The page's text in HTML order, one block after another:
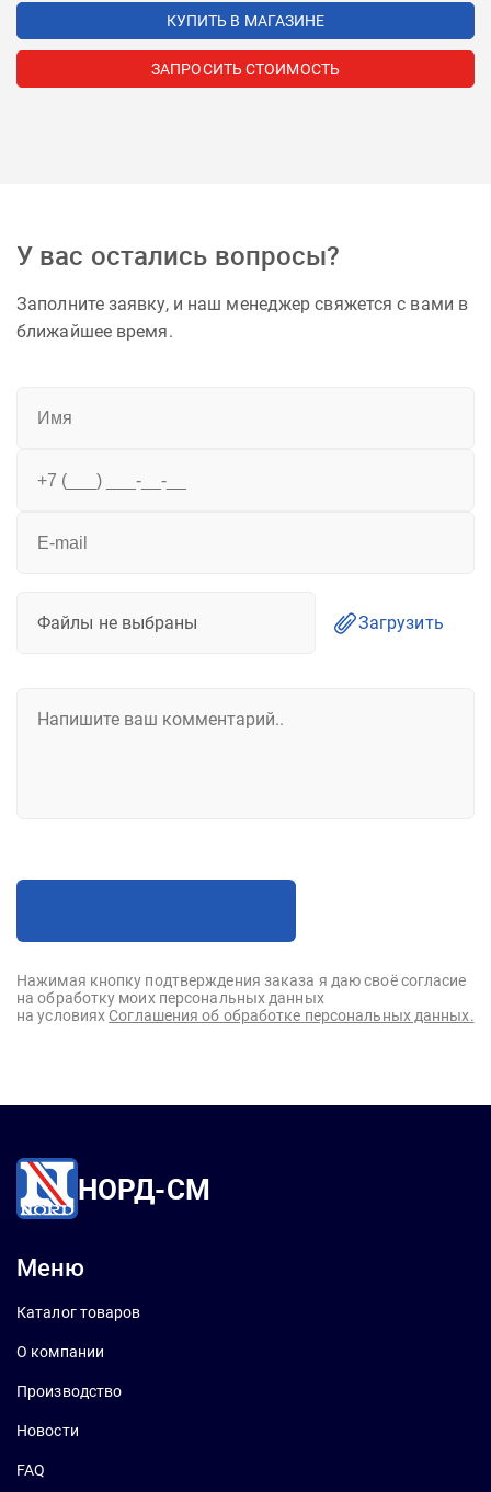
КУПИТЬ В МАГАЗИНЕ
ЗАПРОСИТЬ СТОИМОСТЬ
У вас остались вопросы?
Заполните заявку, и наш менеджер свяжется с вами в
ближайшее время.
Файлы не выбраны Загрузить
Нажимая кнопку подтверждения заказа я даю своё согласие
на обработку моих персональных данных
на условиях Соглашения об обработке персональных данных.
НОРД-СМ
Меню
Каталог товаров
О компании
Производство
Новости
FAQ